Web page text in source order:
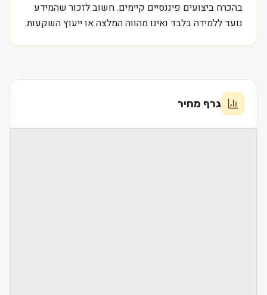
בהכרח ביצועים פיננסיים קיימים. חשוב לזכור שהמידע
נועד ללמידה בלבד ואינו מהווה המלצה או ייעוץ השקעות.
גרף מחיר